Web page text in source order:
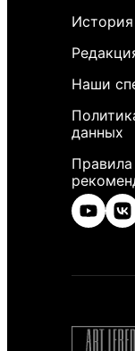
Наши
данных